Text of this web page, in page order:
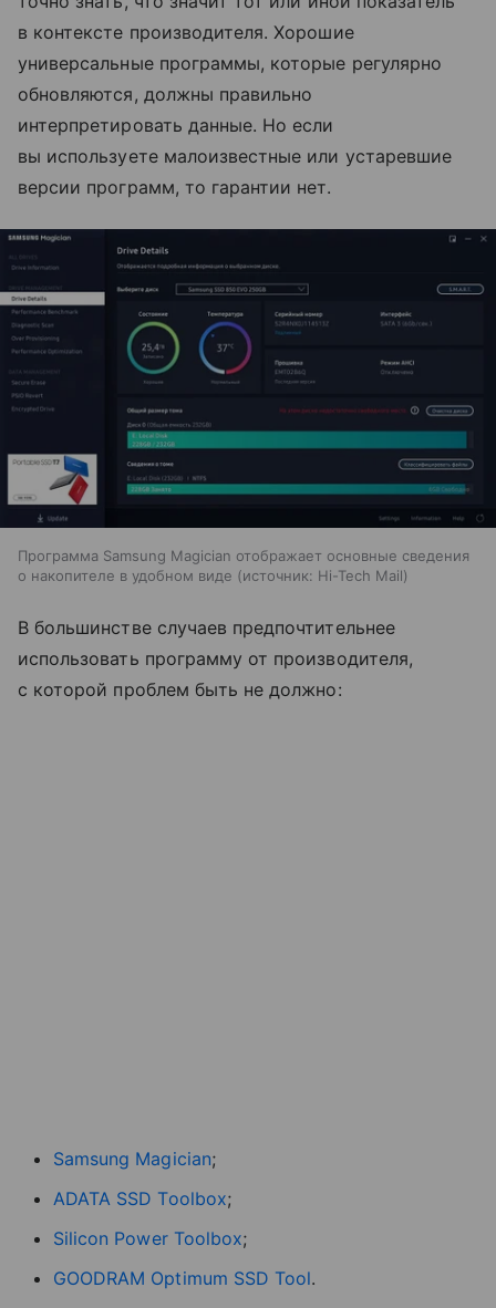
в контексте производителя. Хорошие
универсальные программы, которые регулярно
обновляются, должны правильно
интерпретировать данные. Но если
вы используете малоизвестные или устаревшие
версии программ, то гарантии нет.
Программа Samsung Magician отображает основные сведения
о накопителе в удобном виде
источник: Hi-Tech Mail
В большинстве случаев предпочтительнее
использовать программу от производителя,
с которой проблем быть не должно:
Samsung Magician;
ADATA SSD Toolbox;
Silicon Power Toolbox;
GOODRAM Optimum SSD Tool.